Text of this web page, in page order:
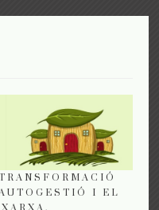
I EL